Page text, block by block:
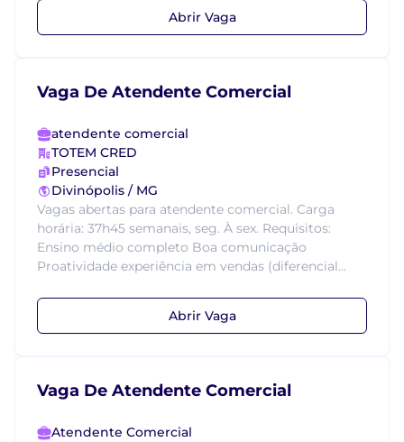
Abrir Vaga
Vaga De Atendente Comercial
atendente comercial
TOTEM CRED
Presencial
Divinópolis / MG
Vagas abertas para atendente comercial. Carga
horária: 37h45 semanais, seg. À sex. Requisitos:
Ensino médio completo Boa comunicação
Proatividade experiência em vendas (diferencial...
Abrir Vaga
Vaga De Atendente Comercial
Atendente Comercial